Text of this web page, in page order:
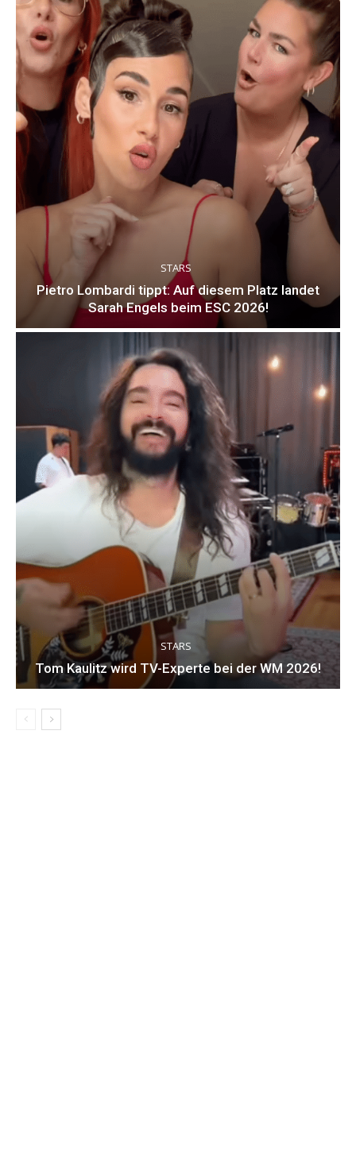
STARS
Pietro Lombardi tippt: Auf diesem Platz landet
Sarah Engels beim ESC 2026!
STARS
Tom Kaulitz wird TV-Experte bei der WM 2026!